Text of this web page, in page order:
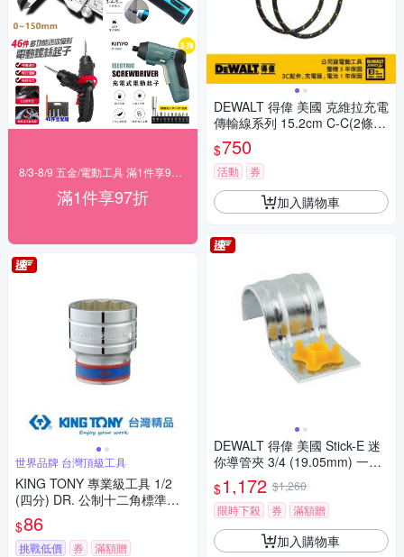
滿1件享97折
世界品牌 台灣頂級工具
KING TONY 專業級工具 1/2
(四分) DR. 公制十二角標準套
筒 (16mm/17mm/18mm/19m
m) (4330M)
$86
挑戰低價 券 滿額贈
DEWALT 得偉 美國 克維拉充電
傳輸線系列 15.2cm C-C(2條
裝) (DXMA1310855E)
$750
活動 券
加入購物車
DEWALT 得偉 美國 Stick-E 迷
你導管夾 3/4 (19.05mm) 一盒/
100入 (DFD405334R)
$1,172 $1,260
限時下殺
券 滿額贈
加入購物車